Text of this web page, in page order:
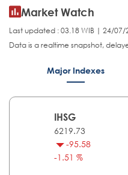
Market Watch
Last updated : 03.18 WIB | 24/07/
Data is a realtime snapshot,
Major Indexes
IHSG
6219.73
-95.58
-1.51 %